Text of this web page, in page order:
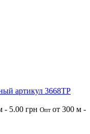
артикул 3668ТР
- 5.00 грн Опт от 300 м -